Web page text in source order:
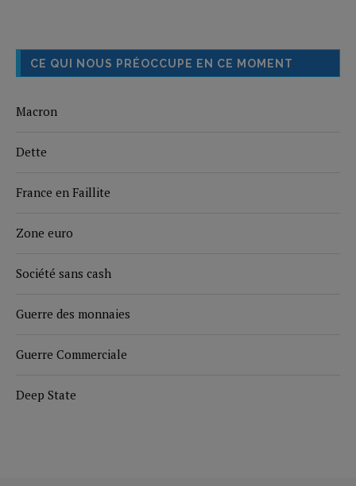
CE QUI NOUS PRÉOCCUPE EN CE MOMENT
Macron
Dette
France en Faillite
Zone euro
Société sans cash
Guerre des monnaies
Guerre Commerciale
Deep State